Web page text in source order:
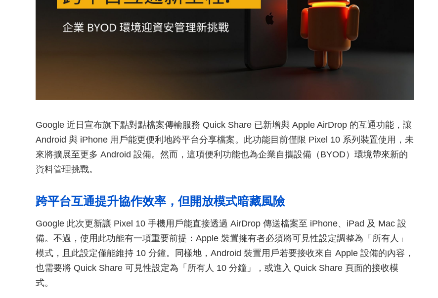
Google 近日宣布旗下點對點檔案傳輸服務 Quick Share 已新增與 Apple AirDrop 的互通功能，讓
Android 與 iPhone 用戶能更便利地跨平台分享檔案。此功能目前僅限 Pixel 10 系列裝置使用，未
來將擴展至更多 Android 設備。然而，這項便利功能也為企業自攜設備（BYOD）環境帶來新的
資料管理挑戰。
跨平台互通提升協作效率，但開放模式暗藏風險
Google 此次更新讓 Pixel 10 手機用戶能直接透過 AirDrop 傳送檔案至 iPhone、iPad 及 Mac 設
備。不過，使用此功能有一項重要前提：Apple 裝置擁有者必須將可見性設定調整為「所有人」
模式，且此設定僅能維持 10 分鐘。同樣地，Android 裝置用戶若要接收來自 Apple 設備的內容，
也需要將 Quick Share 可見性設定為「所有人 10 分鐘」，或進入 Quick Share 頁面的接收模
式。